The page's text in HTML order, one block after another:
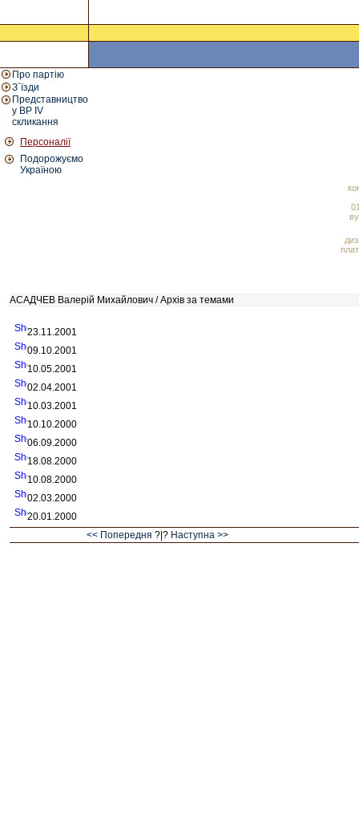
Про партію
З`їзди
Представництво
у ВР IV
скликання
Персоналії
Подорожуємо
Україною
АСАДЧЕВ Валерій Михайлович / Архів за темами
23.11.2001
09.10.2001
10.05.2001
02.04.2001
10.03.2001
10.10.2000
06.09.2000
18.08.2000
10.08.2000
02.03.2000
20.01.2000
<< Попередня ?|? Наступна >>